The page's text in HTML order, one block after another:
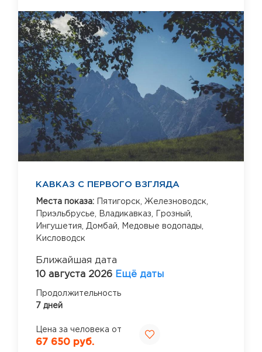
КАВКАЗ С ПЕРВОГО ВЗГЛЯДА
Места показа: Пятигорск, Железноводск,
Приэльбрусье,
Владикавказ,
Грозный,
Ингушетия, Домбай,
Медовые водопады,
Кисловодск
Ближайшая дата
10 августа 2026 Ещё даты
Продолжительность
7 дней
Цена за человека от
67 650 руб.